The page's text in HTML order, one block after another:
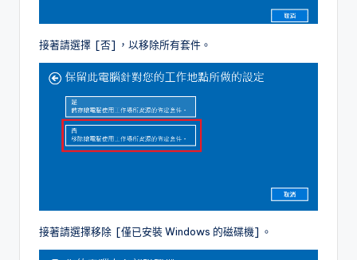
接著請選擇 [否] ，以移除所有套件。
接著請選擇移除 [僅已安裝 Windows 的磁碟機] 。